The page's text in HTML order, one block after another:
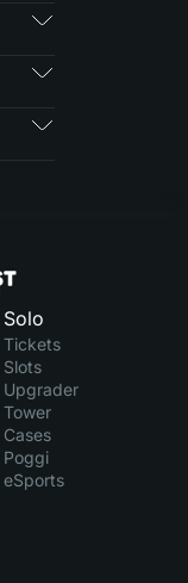
Solo
Tickets
Slots
Upgrader
Tower
Cases
Poggi
eSports